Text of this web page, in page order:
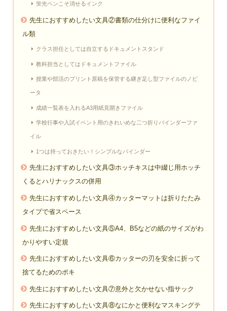
蛍光ペンこそ消せるインク
先生におすすめしたい文具②書類の仕分けに便利なファイ
ル類
クラス担任としては自立するドキュメントスタンド
教科担当としてはドキュメントファイル
授業や部活のプリント原稿を保管する継ぎ足し型ファイルのノビ
ータ
成績一覧表を入れるA3用紙見開きファイル
学校行事や入試イベント用のきれいめな二つ折りバインダーファ
イル
1つは持っておきたい！シンプルなバインダー
先生におすすめしたい文具③ホッチキスは中綴じ用ホッチ
くるとハリナックスの併用
先生におすすめしたい文具④カッターマットは折りたたみ
タイプで省スペース
先生におすすめしたい文具⑤A4、B5などの紙のサイズがわ
かりやすい定規
先生におすすめしたい文具⑥カッターの刃を安全に折って
捨てるためのポキ
先生におすすめしたい文具⑦意外と欠かせない指サック
先生におすすめしたい文具⑧なにかと便利なマスキングテ